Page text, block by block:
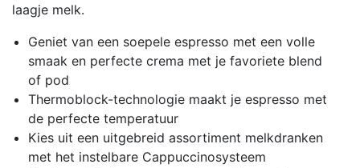
laagje melk.
Geniet van een soepele espresso met een volle
smaak en perfecte crema met je favoriete blend
of pod
Thermoblock-technologie maakt je espresso met
de perfecte temperatuur
Kies uit een uitgebreid assortiment melkdranken
met het instelbare Cappuccinosysteem